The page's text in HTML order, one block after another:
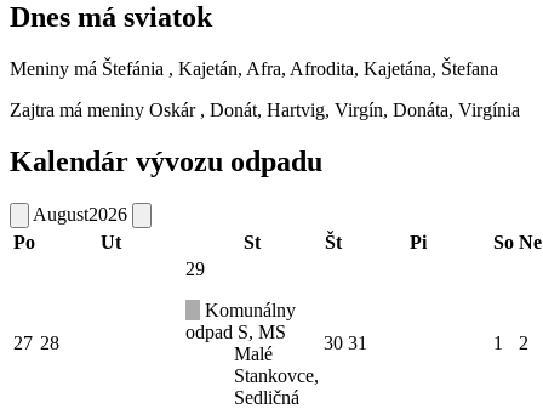
Dnes má sviatok
Meniny má Štefánia , Kajetán, Afra, Afrodita, Kajetána, Štefana
Zajtra má meniny Oskár , Donát, Hartvig, Virgín, Donáta, Virgínia
Kalendár vývozu odpadu
August2026
Po
Ut St Št Pi So Ne
27 28
29
Komunálny
odpad S, MS
Malé
Stankovce,
Sedličná
30 31 1 2